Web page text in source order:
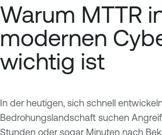
Warum MTTR
modernen
wichtig ist
In der heutigen, sich schnell
Bedrohungslandschaft suchen
Stunden oder sogar Minuten nach